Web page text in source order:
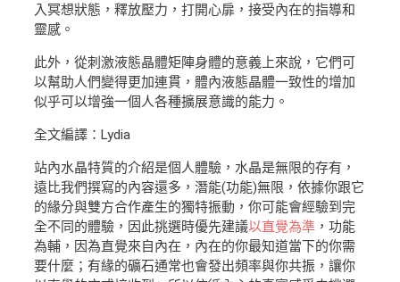
入冥想狀態，釋放壓力，打開心扉，接受內在的指導和
靈感。
此外，從刺激液態晶體矩陣身體的意義上來說，它們可
以幫助人們變得更加連貫，體內液態晶體一致性的增加
似乎可以增強一個人各種擴展意識的能力。
全文編譯：Lydia
站內水晶特質的介紹是個人體驗，水晶是無限的存有，
遠比我們撰寫的內容還多，潛能(功能)無限，依據你跟它
的緣分與雙方合作產生的獨特振動，你可能會經驗到完
全不同的體驗，因此挑選時優先建議以直覺為準 ，功能
為輔，因為直覺來自內在，內在的你最知道當下的你需
要什麼；有緣的礦石通常也會發出頻率與你共振，讓你